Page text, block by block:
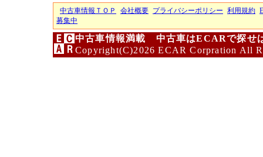
中古車情報ＴＯＰ 会社概要 プライバシーポリシー 利用規約
募集中
中古車情報満載 中古車はECARで探せ
Copyright(C)2026 ECAR Corpration All